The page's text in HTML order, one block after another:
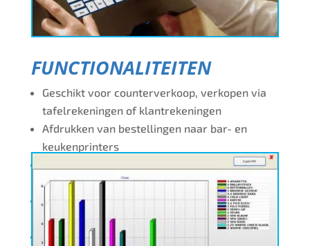
FUNCTIONALITEITEN
Geschikt voor counterverkoop, verkopen via
tafelrekeningen of klantrekeningen
Afdrukken van bestellingen naar bar- en
keukenprinters
Eenvoudig ingeven van bereidingswijzen of
supplementen
Afdruk van de orderbon op volgorde van
bereidingstijd
Klanten loyaliteit systeem